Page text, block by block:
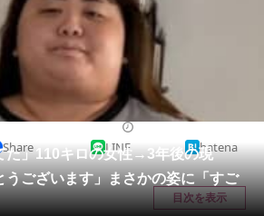
クイズ
地域
教育・育児
リサーチ
た」110キロの女性→3年後の現
ございます」まさかの姿に「すご
Share LINE hatena
目次を表示